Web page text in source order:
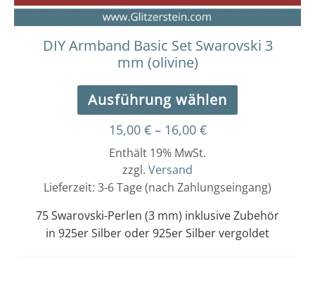
DIY Armband Basic Set Swarovski 3
mm (olivine)
Ausführung wählen
werden
15,00 € – 16,00 €
Enthält 19% MwSt.
zzgl. Versand
Lieferzeit: 3-6 Tage (nach Zahlungseingang)
75 Swarovski-Perlen (3 mm) inklusive Zubehör
in 925er Silber oder 925er Silber vergoldet